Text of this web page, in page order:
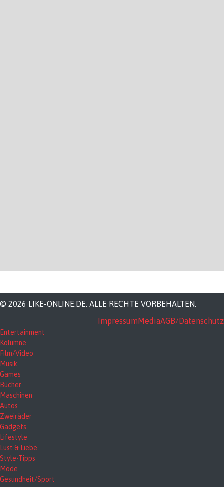
© 2026 LIKE-ONLINE.DE. ALLE RECHTE VORBEHALTEN.
Impressum MediaAGB/Datenschutz
Entertainment
Kolumne
Film/Video
Musik
Games
Bücher
Maschinen
Autos
Zweiräder
Gadgets
Lifestyle
Lust & Liebe
Style-Tipps
Mode
Gesundheit/Sport